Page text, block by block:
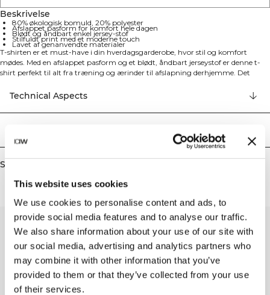
This website uses cookies
We use cookies to personalise content and ads, to
provide social media features and to analyse our traffic.
We also share information about your use of our site with
our social media, advertising and analytics partners who
may combine it with other information that you’ve
provided to them or that they’ve collected from your use
of their services.
Beskrivelse
80% økologisk bomuld, 20% polyester
Afslappet pasform for komfort hele dagen
Blødt og åndbart enkel jersey-stof
Stilfuldt print med et moderne touch
Lavet af genanvendte materialer
T-shirten er et must-have i din hverdagsgarderobe, hvor stil og komfort
mødes. Med en afslappet pasform og et blødt, åndbart jerseystof er denne t-
shirt perfekt til alt fra træning og ærinder til afslapning derhjemme. Det
casual- og træningstøj. Den afslappede pasform, det bløde og åndbare
jerseystof samt det moderne print skaber et stilfuldt look til enhver lejlighed.
80% Økologisk Bomuld, 20% Polyester
Technical Aspects
Similar products